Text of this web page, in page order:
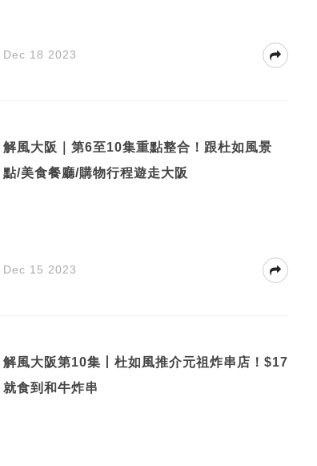
Dec 18 2023
解風大阪｜第6至10集重點整合！跟杜如風景
點/美食餐廳/購物行程遊走大阪
Dec 15 2023
解風大阪第10集丨杜如風推介元祖炸串店！$17
就食到和牛炸串